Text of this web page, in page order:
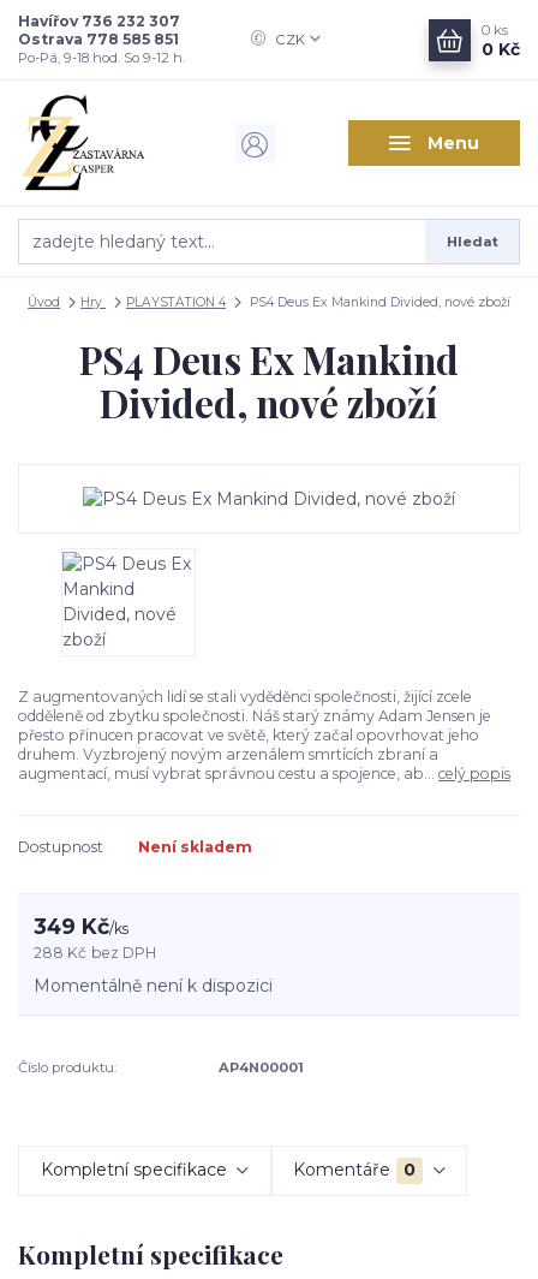
Menu
CZK
Hledat
Havířov 736 232 307
Ostrava 778 585 851
Po-Pá, 9-18 hod. So 9-12 h.
0 ks
0 Kč
Úvod Hry PLAYSTATION 4 PS4 Deus Ex Mankind Divided, nové zboží
PS4 Deus Ex Mankind
Divided, nové zboží
Z augmentovaných lidí se stali vyděděnci společnosti, žijící zcele
odděleně od zbytku společnosti. Náš starý známy Adam Jensen je
přesto přinucen pracovat ve světě, který začal opovrhovat jeho
druhem. Vyzbrojený novým arzenálem smrtících zbraní a
augmentací, musí vybrat správnou cestu a spojence, ab... celý popis
Dostupnost Není skladem
349 Kč/ks
288 Kč bez DPH
Momentálně není k dispozici
Číslo produktu: AP4N00001
Kompletní specifikace Komentáře 0
Kompletní specifikace